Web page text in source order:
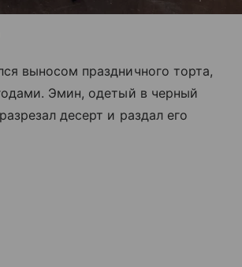
выносом праздничного торта,
Эмин, одетый в черный
десерт и раздал его